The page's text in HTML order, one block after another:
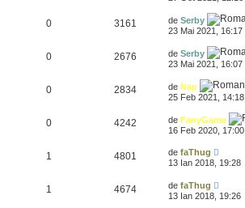
0 3161 de Serby
23 Mai 2021, 16:17
0 2676 de Serby
23 Mai 2021, 16:07
0 2834 de Nap
25 Feb 2021, 14:18
0 4242 de FanyGame
16 Feb 2020, 17:00
1 4801 de faThug
13 Ian 2018, 19:28
1 4674 de faThug
13 Ian 2018, 19:26